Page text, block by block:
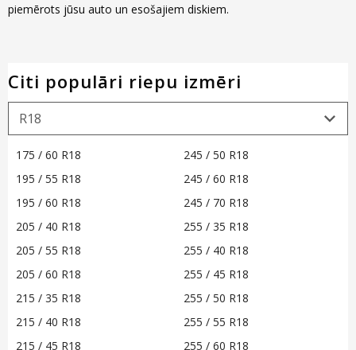
piemērots jūsu auto un esošajiem diskiem.
Citi populāri riepu izmēri
175 / 60 R18
195 / 55 R18
195 / 60 R18
205 / 40 R18
205 / 55 R18
205 / 60 R18
215 / 35 R18
215 / 40 R18
215 / 45 R18
245 / 50 R18
245 / 60 R18
245 / 70 R18
255 / 35 R18
255 / 40 R18
255 / 45 R18
255 / 50 R18
255 / 55 R18
255 / 60 R18